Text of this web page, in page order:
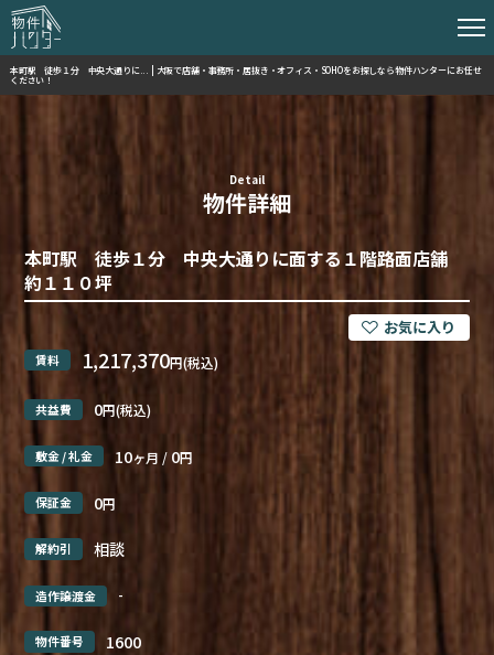
本町駅 徒歩１分 中央大通りに... | 大阪で店舗・事務所・居抜き・オフィス・SOHOをお探しなら物件ハンターにお任せ
ください！
Detail
物件詳細
本町駅 徒歩１分 中央大通りに面する１階路面店舗
約１１０坪
賃料 1,217,370円(税込)
共益費 0円(税込)
敷金 / 礼金 10ヶ月 / 0円
保証金 0円
解約引 相談
造作譲渡金 -
物件番号 1600